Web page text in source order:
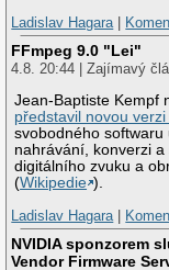
Ladislav Hagara
FFmpeg 9.0 "Lei"
4.8. 20:44 | Zajímavý
Jean-Baptiste Kempf
představil novou
svobodného
nahrávání, konverzi
digitálního zvuku a
(Wikipedie ).
Ladislav Hagara |
NVIDIA sponzorem
Vendor Firmware